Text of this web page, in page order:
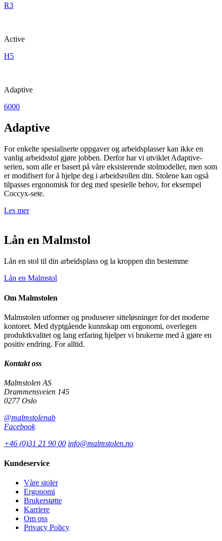
R3
Active
H5
Adaptive
6000
Adaptive
For enkelte spesialiserte oppgaver og arbeidsplasser kan ikke en
vanlig arbeidsstol gjøre jobben. Derfor har vi utviklet Adaptive-
serien, som alle er basert på våre eksisterende stolmodeller, men som
er modifisert for å hjelpe deg i arbeidsrollen din. Stolene kan også
tilpasses ergonomisk for deg med spesielle behov, for eksempel
Coccyx-sete.
Les mer
Lån en Malmstol
Lån en stol til din arbeidsplass og la kroppen din bestemme
Lån en Malmstol
Om Malmstolen
Malmstolen utformer og produserer sitteløsninger for det moderne
kontoret. Med dyptgående kunnskap om ergonomi, overlegen
produktkvalitet og lang erfaring hjelper vi brukerne med å gjøre en
positiv endring. For alltid.
Kontakt oss
Malmstolen AS
Drammensveien 145
0277 Oslo
@malmstolenab
Facebook
+46 (0)31 21 90 00 info@malmstolen.no
Kundeservice
Våre stoler
Ergonomi
Brukerstøtte
Karriere
Om oss
Privacy Policy